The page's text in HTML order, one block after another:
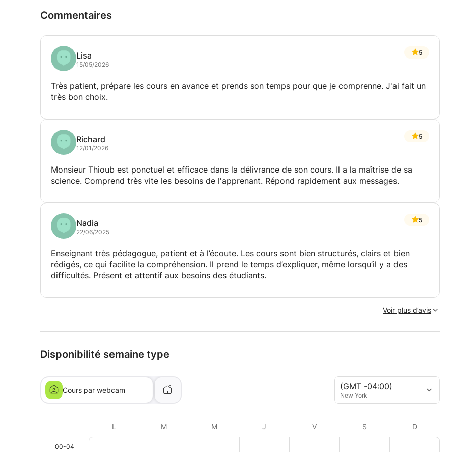
-- Optimisation
✅ Statistiques & Probabilités
-- Statistiques descriptives
-- Probabilités
-- Inférence statistique
-- Tests d'hypothèses
-- Régression
-- Analyse de données
✅ Modélisation Mathématique
-- Simulation numérique
-- Biomathématiques
-- Recherche opérationnelle
✅ Physique-Chimie
-- Collège
-- Lycée
-- Enseignement supérieur
✅ Programmation scientifique
-- Visualisation
-- Calcul scientifique
Les cours en ligne sont conçus pour offrir une expérience aussi efficace qu'un cours en présentiel.
🖊️ une tablette graphique professionnelle avec stylet ;
Commentaires
Lisa
15/05/2026
5
Très patient, prépare les cours en avance et prends son temps pour que je comprenne. J'ai fait un
très bon choix.
Richard
12/01/2026
5
Monsieur Thioub est ponctuel et efficace dans la délivrance de son cours. Il a la maîtrise de sa
science. Comprend très vite les besoins de l'apprenant. Répond rapidement aux messages.
Nadia
22/06/2025
5
Enseignant très pédagogue, patient et à l’écoute. Les cours sont bien structurés, clairs et bien
rédigés, ce qui facilite la compréhension. Il prend le temps d’expliquer, même lorsqu’il y a des
difficultés. Présent et attentif aux besoins des étudiants.
Voir plus d’avis
Disponibilité semaine type
(GMT -04:00)
New York
Cours par webcam
L M M J V S D
00-04